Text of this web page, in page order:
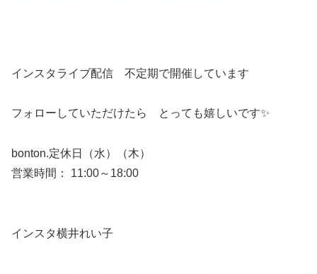
インスタライブ配信 不定期で開催しています
フォローしていただけたら とっても嬉しいです✨
bonton.定休日（水）（木）
営業時間： 11:00～18:00
インスタ横井れい子